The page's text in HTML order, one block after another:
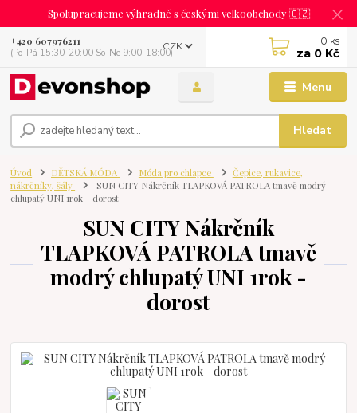
Spolupracujeme výhradně s českými velkoobchody 🇨🇿
Menu
CZK
Hledat
+420 607976211
(Po-Pá 15:30-20:00 So-Ne 9:00-18:00)
0 ks
za 0 Kč
Úvod DĚTSKÁ MÓDA Móda pro chlapce
Čepice, rukavice,
nákrčníky, šály
SUN CITY Nákrčník TLAPKOVÁ PATROLA tmavě modrý
chlupatý UNI 1rok - dorost
SUN CITY Nákrčník
TLAPKOVÁ PATROLA tmavě
modrý chlupatý UNI 1rok -
dorost